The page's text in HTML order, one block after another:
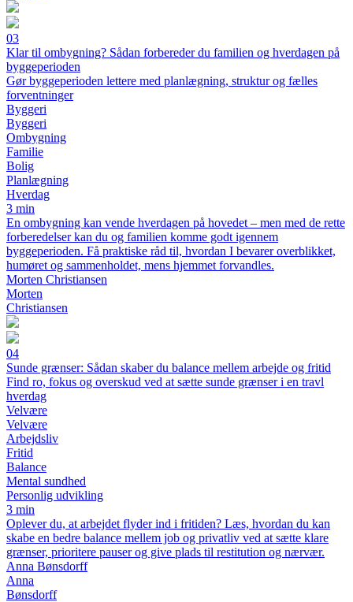
03
Klar til ombygning? Sådan forbereder du familien og hverdagen på
byggeperioden
Gør byggeperioden lettere med planlægning, struktur og fælles
forventninger
Byggeri
Byggeri
Ombygning
Familie
Bolig
Planlægning
Hverdag
3 min
En ombygning kan vende hverdagen på hovedet – men med de rette
forberedelser kan du og familien komme godt igennem
byggeperioden. Få praktiske råd til, hvordan I bevarer overblikket,
humøret og sammenholdet, mens hjemmet forvandles.
Morten Christiansen
Morten
Christiansen
04
Sunde grænser: Sådan skaber du balance mellem arbejde og fritid
Find ro, fokus og overskud ved at sætte sunde grænser i en travl
hverdag
Velvære
Velvære
Arbejdsliv
Fritid
Balance
Mental sundhed
Personlig udvikling
3 min
Oplever du, at arbejdet flyder ind i fritiden? Læs, hvordan du kan
skabe en bedre balance mellem job og privatliv ved at sætte klare
grænser, prioritere pauser og give plads til restitution og nærvær.
Anna Bønsdorff
Anna
Bønsdorff